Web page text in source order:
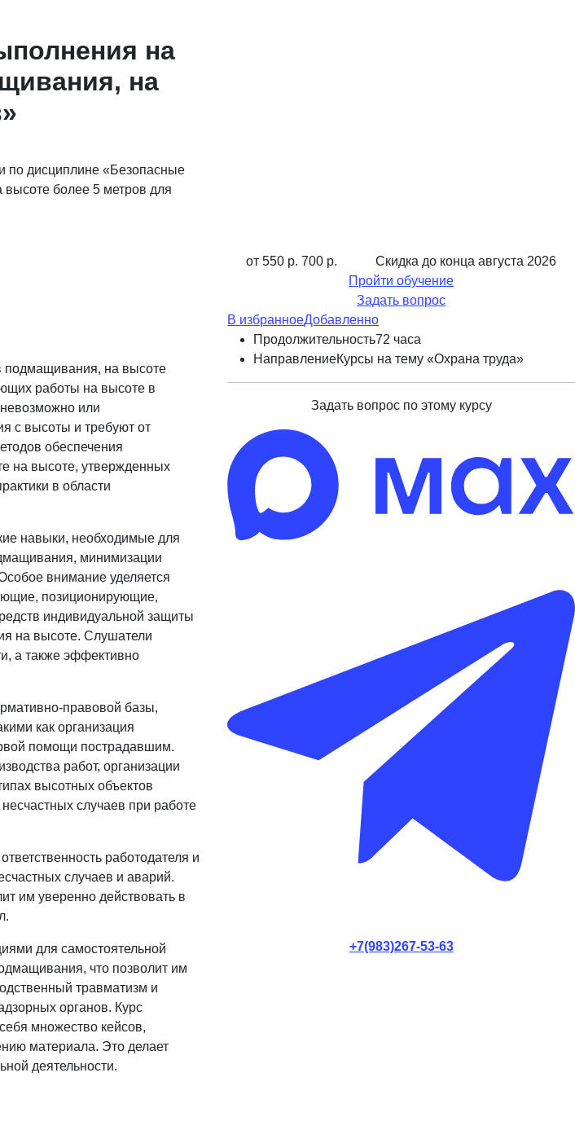
на
на
по дисциплине «Безопасные
более 5 метров для
подмащивания, на высоте
работы на высоте в
или
с высоты и требуют от
обеспечения
на высоте, утвержденных
в области
навыки, необходимые для
минимизации
внимание уделяется
позиционирующие,
индивидуальной защиты
на высоте. Слушатели
а также эффективно
правовой базы,
как организация
помощи пострадавшим.
работ, организации
высотных объектов
случаев при работе
работодателя и
случаев и аварий.
им уверенно действовать в
для самостоятельной
что позволит им
травматизм и
органов. Курс
множество кейсов,
материала. Это делает
деятельности.
от 550 р. 700 р. Скидка до конца августа 2026
Пройти обучение
Задать вопрос
В избранноеДобавленно
Продолжительность72 часа
НаправлениеКурсы на тему «Охрана труда»
Задать вопрос по этому курсу
+7(983)267-53-63